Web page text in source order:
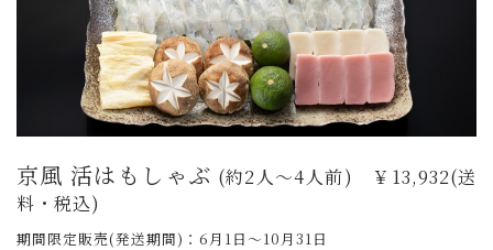
京風 活はもしゃぶ (約2人～4人前) ￥13,932(送
料・税込)
期間限定販売(発送期間)：6月1日〜10月31日